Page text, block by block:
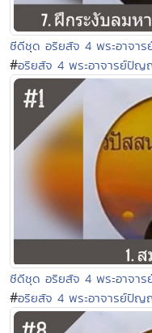
ซีดีชุด อริยสัจ 4 พระอาจ
#อริยสัจ 4 พระอาจารย์ปั
ซีดีชุด อริยสัจ 4 พระอาจ
#อริยสัจ 4 พระอาจารย์ปั